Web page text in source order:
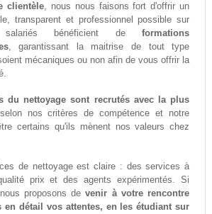
clientèle, nous nous faisons fort d'offrir un
transparent et professionnel possible sur
salariés bénéficient deformations
, garantissant la maitrise de tout type
mécaniques ou non afin de vous offrir la
du nettoyage sont recrutés avec la plus
selon nos critères de compétence et notre
certains qu'ils mènent nos valeurs chez
de nettoyage est claire : des services à
prix et des agents expérimentés. Si
proposons devenir à votre rencontre
détail vos attentes, en les étudiant sur